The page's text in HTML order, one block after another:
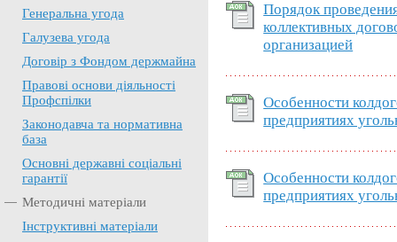
Генеральна угода
Галузева угода
Договір з Фондом держмайна
Правові основи діяльності
Профспілки
Законодавча та нормативна
база
Основні державні соціальні
гарантії
Методичні матеріали
Інструктивні матеріали
Порядок
коллективных
организацией
Особенности
предприятиях
Особенности
предприятиях